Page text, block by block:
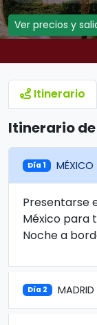
Ver precios y
Itinerario
Itinerario
Día 1 MÉXICO
Presentarse
México para
Noche a
Día 2 MADRID